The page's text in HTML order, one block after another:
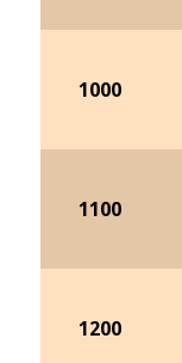
1000
1100
1200